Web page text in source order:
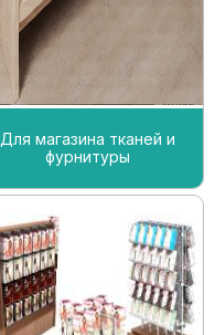
Для магазина тканей и
фурнитуры